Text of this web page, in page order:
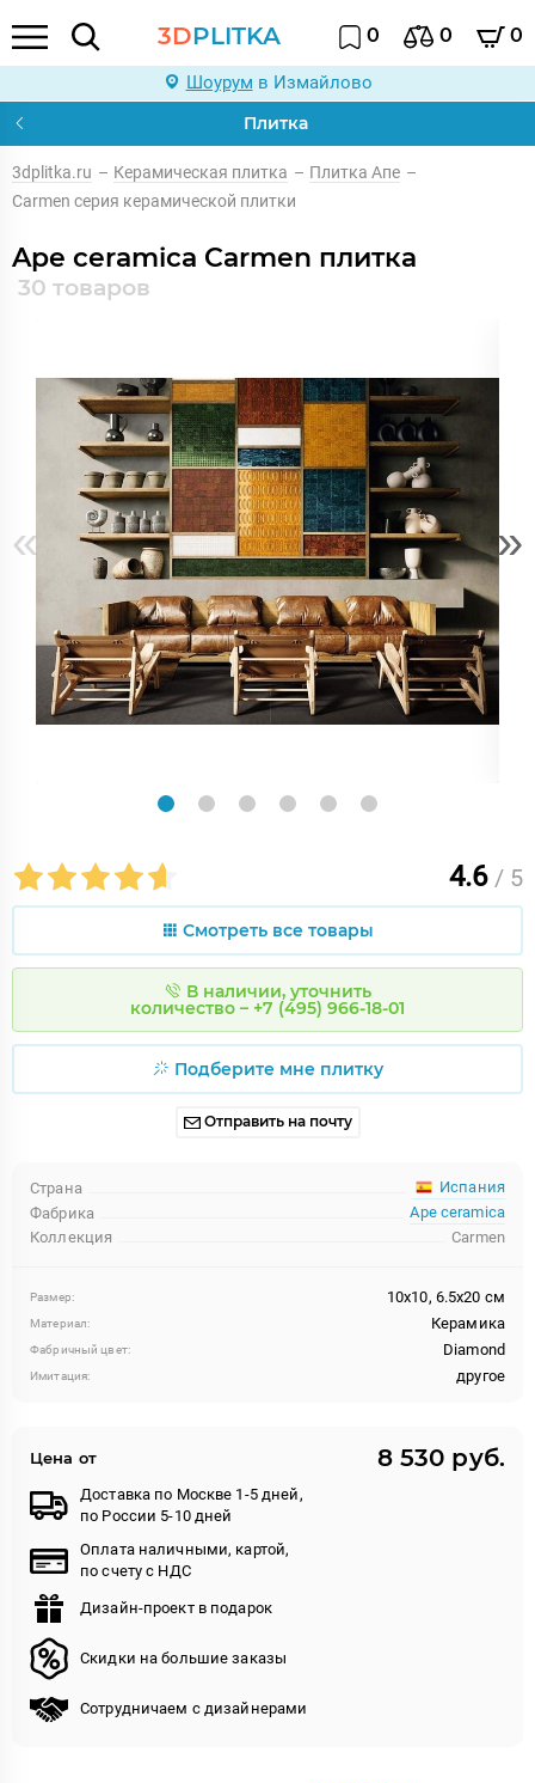
3DPLITKA 0 0 0
Шоурум в Измайлово
Плитка
3dplitka.ru – Керамическая плитка – Плитка Апе –
Carmen серия керамической плитки
Ape ceramica Carmen плитка
30 товаров
« »
4.6 / 5
Смотреть все товары
В наличии, уточнить
количество – +7 (495) 966-18-01
Подберите мне плитку
Отправить на почту
Страна
Испания
Фабрика
Ape ceramica
Коллекция
Carmen
Размер: 10x10, 6.5x20 см
Материал: Керамика
Фабричный цвет: Diamond
Имитация: другое
Цена от 8 530 руб.
Доставка по Москве 1-5 дней,
по России 5-10 дней
Оплата наличными, картой,
по счету с НДС
Дизайн-проект в подарок
Скидки на большие заказы
Сотрудничаем с дизайнерами